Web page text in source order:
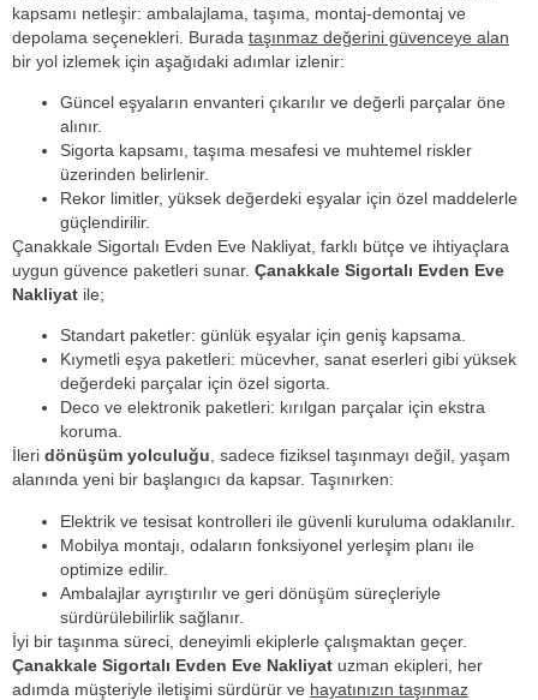
kapsamı netleşir: ambalajlama, taşıma, montaj-demontaj ve
depolama seçenekleri. Burada taşınmaz değerini güvenceye alan
bir yol izlemek için aşağıdaki adımlar izlenir:
Güncel eşyaların envanteri çıkarılır ve değerli parçalar öne
alınır.
Sigorta kapsamı, taşıma mesafesi ve muhtemel riskler
üzerinden belirlenir.
Rekor limitler, yüksek değerdeki eşyalar için özel maddelerle
güçlendirilir.
Çanakkale Sigortalı Evden Eve Nakliyat, farklı bütçe ve ihtiyaçlara
uygun güvence paketleri sunar. Çanakkale Sigortalı Evden Eve
Nakliyat ile;
Standart paketler: günlük eşyalar için geniş kapsama.
Kıymetli eşya paketleri: mücevher, sanat eserleri gibi yüksek
değerdeki parçalar için özel sigorta.
Deco ve elektronik paketleri: kırılgan parçalar için ekstra
koruma.
İleri dönüşüm yolculuğu, sadece fiziksel taşınmayı değil, yaşam
alanında yeni bir başlangıcı da kapsar. Taşınırken:
Elektrik ve tesisat kontrolleri ile güvenli kuruluma odaklanılır.
Mobilya montajı, odaların fonksiyonel yerleşim planı ile
optimize edilir.
Ambalajlar ayrıştırılır ve geri dönüşüm süreçleriyle
sürdürülebilirlik sağlanır.
İyi bir taşınma süreci, deneyimli ekiplerle çalışmaktan geçer.
Çanakkale Sigortalı Evden Eve Nakliyat uzman ekipleri, her
adımda müşteriyle iletişimi sürdürür ve hayatınızın taşınmaz